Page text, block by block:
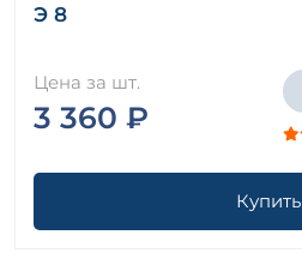
Э 8
Цена за шт.
3 360 ₽
Купить